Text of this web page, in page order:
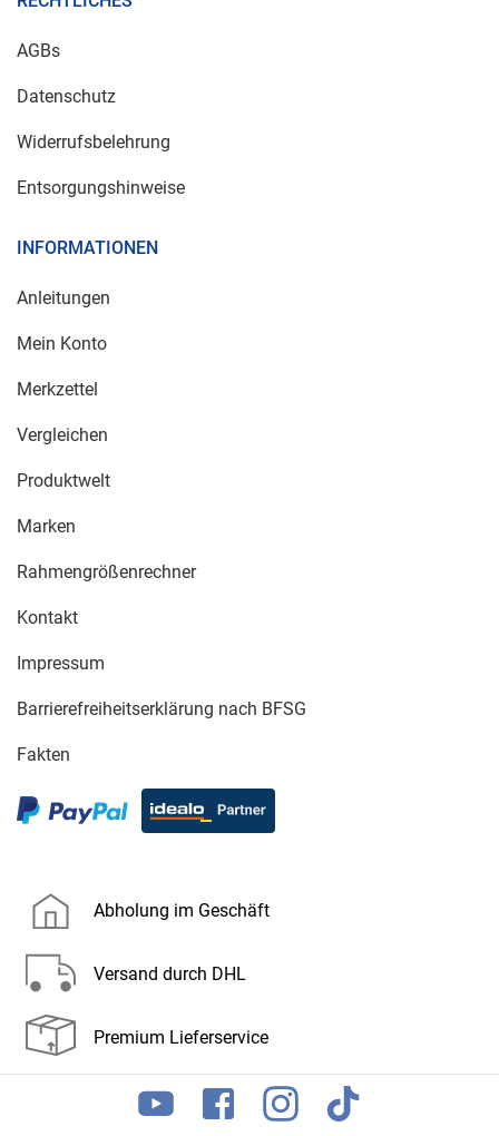
AGBs
Datenschutz
Widerrufsbelehrung
Entsorgungshinweise
INFORMATIONEN
Anleitungen
Mein Konto
Merkzettel
Vergleichen
Produktwelt
Marken
Rahmengrößenrechner
Kontakt
Impressum
Barrierefreiheitserklärung nach BFSG
Fakten
Abholung im Geschäft
Versand durch DHL
Premium Lieferservice